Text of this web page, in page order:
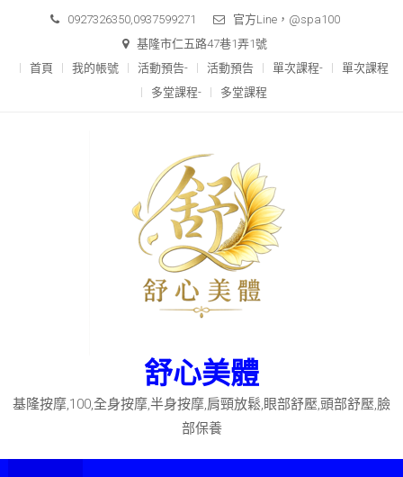
0927326350,0937599271
官方Line，@spa100
基隆市仁五路47巷1弄1號
首頁
我的帳號 活動預告- 活動預告 單次課程-
單次課程
多堂課程-
多堂課程
舒心美體
基隆按摩,100,全身按摩,半身按摩,肩頸放鬆,眼部舒壓,頭部舒壓,臉
部保養